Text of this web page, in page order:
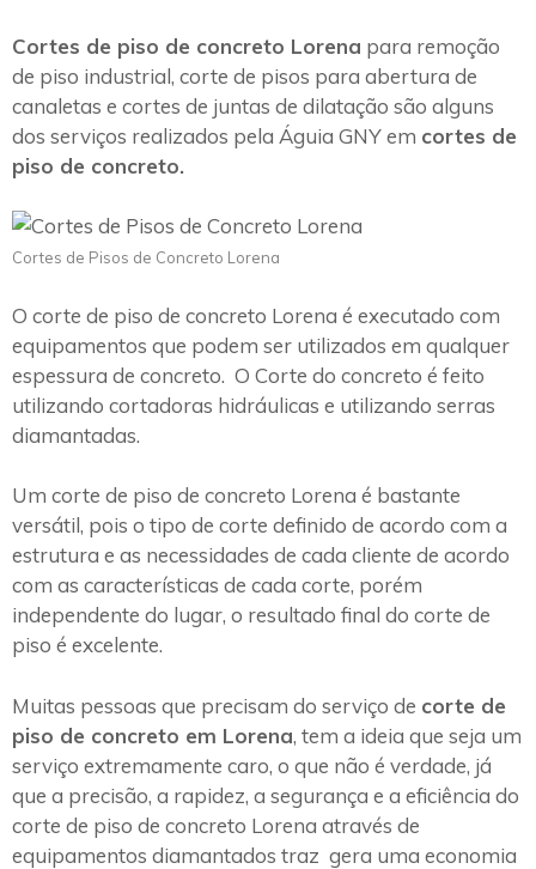
Cortes de piso de concreto Lorena para remoção
de piso industrial, corte de pisos para abertura de
canaletas e cortes de juntas de dilatação são alguns
dos serviços realizados pela Águia GNY em cortes de
piso de concreto.
Cortes de Pisos de Concreto Lorena
O corte de piso de concreto Lorena é executado com
equipamentos que podem ser utilizados em qualquer
espessura de concreto. O Corte do concreto é feito
utilizando cortadoras hidráulicas e utilizando serras
diamantadas.
Um corte de piso de concreto Lorena é bastante
versátil, pois o tipo de corte definido de acordo com a
estrutura e as necessidades de cada cliente de acordo
com as características de cada corte, porém
independente do lugar, o resultado final do corte de
piso é excelente.
Muitas pessoas que precisam do serviço de corte de
piso de concreto em Lorena, tem a ideia que seja um
serviço extremamente caro, o que não é verdade, já
que a precisão, a rapidez, a segurança e a eficiência do
corte de piso de concreto Lorena através de
equipamentos diamantados traz gera uma economia